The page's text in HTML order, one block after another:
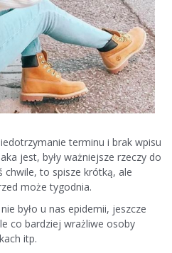
terminu i brak wpisu
jest, były ważniejsze rzeczy do
chwile, to spisze krótką, ale
może tygodnia.
było u nas epidemii, jeszcze
co bardziej wrażliwe osoby
itp.